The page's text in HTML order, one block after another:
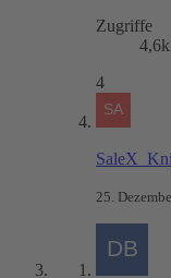
Zugriffe
4,6k
4
25.